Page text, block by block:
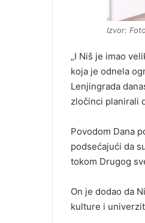
Izvor:
„I Niš je imao
koja je odnela
Lenjingrada
zločinci planirali
Povodom Dana
podsećajući da
tokom Drugog
On je dodao da
kulture i